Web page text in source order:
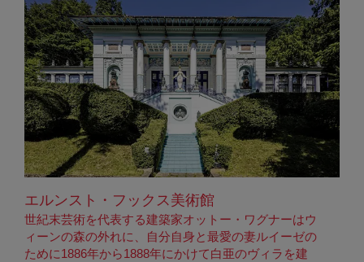
エルンスト・フックス美術館
世紀末芸術を代表する建築家オットー・ワグナーはウ
ィーンの森の外れに、自分自身と最愛の妻ルイーゼの
ために1886年から1888年にかけて白亜のヴィラを建